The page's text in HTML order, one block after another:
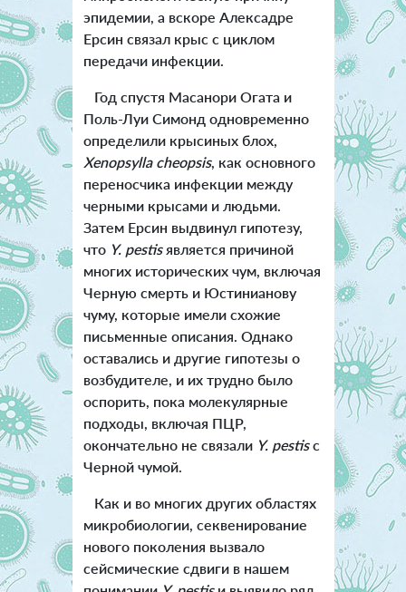
эпидемии, а вскоре Алексадре
Ерсин связал крыс с циклом
передачи инфекции.
Год спустя Масанори Огата и
Поль-Луи Симонд одновременно
определили крысиных блох,
Xenopsylla cheopsis, как основного
переносчика инфекции между
черными крысами и людьми.
Затем Ерсин выдвинул гипотезу,
что Y. pestisявляется причиной
многих исторических чум, включая
Черную смерть и Юстинианову
чуму, которые имели схожие
письменные описания. Однако
оставались и другие гипотезы о
возбудителе, и их трудно было
оспорить, пока молекулярные
подходы, включая ПЦР,
окончательно не связали Y. pestisс
Черной чумой.
Как и во многих других областях
микробиологии, секвенирование
нового поколения вызвало
сейсмические сдвиги в нашем